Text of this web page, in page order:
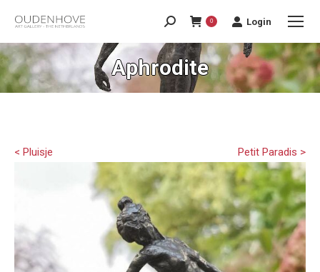
0 Login
Aphrodite
Petit Paradis >
< Pluisje